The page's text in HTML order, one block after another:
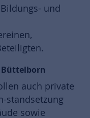
und
Büttelborn
auch private
standsetzung
sowie